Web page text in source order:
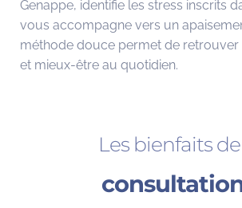
Genappe, identifie les stress inscrits
vous accompagne vers un
méthode douce permet de retrouver
et mieux-être au quotidien.
Les bienfaits